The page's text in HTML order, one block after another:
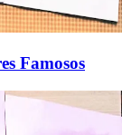
Famosos